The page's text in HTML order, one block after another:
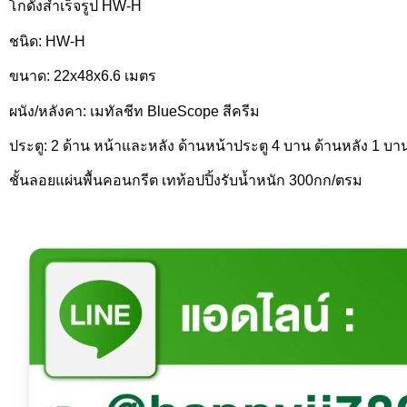
โกดังสำเร็จรูป HW-H
ชนิด: HW-H
ขนาด: 22x48x6.6 เมตร
ผนัง/หลังคา: เมทัลชีท BlueScope สีครีม
ประตู: 2 ด้าน หน้าและหลัง ด้านหน้าประตู 4 บาน ด้านหลัง 1 บา
ชั้นลอยแผ่นพื้นคอนกรีต เทท้อปปิ้งรับน้ำหนัก 300กก/ตรม